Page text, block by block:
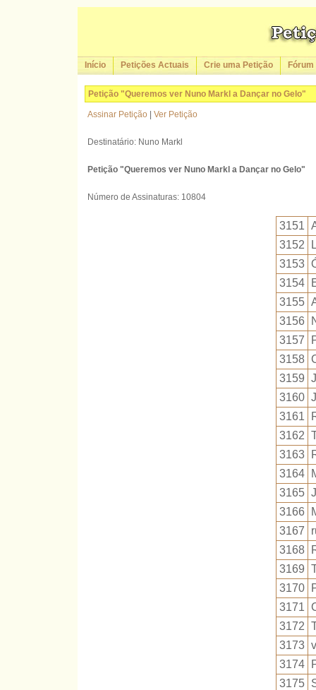
Início Petições Actuais Crie uma Petição Fórum
Petição "Queremos ver Nuno Markl a Dançar no Gelo"
Assinar Petição Ver Petição
Destinatário: Nuno Markl
Petição "Queremos ver Nuno Markl a Dançar no Gelo"
Número de Assinaturas: 10804
3151
3152
3153
3154
3155
3156
3157
3158
3159
3160
3161
3162
3163
3164
3165
3166
3167
3168
3169
3170
3171
3172
3173
3174
3175